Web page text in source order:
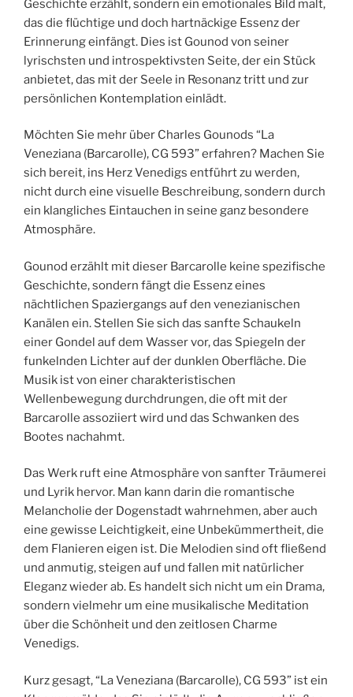
Geschichte erzählt, sondern ein emotionales Bild malt,
das die flüchtige und doch hartnäckige Essenz der
Erinnerung einfängt. Dies ist Gounod von seiner
lyrischsten und introspektivsten Seite, der ein Stück
anbietet, das mit der Seele in Resonanz tritt und zur
persönlichen Kontemplation einlädt.
Möchten Sie mehr über Charles Gounods “La
Veneziana (Barcarolle), CG 593” erfahren? Machen Sie
sich bereit, ins Herz Venedigs entführt zu werden,
nicht durch eine visuelle Beschreibung, sondern durch
ein klangliches Eintauchen in seine ganz besondere
Atmosphäre.
Gounod erzählt mit dieser Barcarolle keine spezifische
Geschichte, sondern fängt die Essenz eines
nächtlichen Spaziergangs auf den venezianischen
Kanälen ein. Stellen Sie sich das sanfte Schaukeln
einer Gondel auf dem Wasser vor, das Spiegeln der
funkelnden Lichter auf der dunklen Oberfläche. Die
Musik ist von einer charakteristischen
Wellenbewegung durchdrungen, die oft mit der
Barcarolle assoziiert wird und das Schwanken des
Bootes nachahmt.
Das Werk ruft eine Atmosphäre von sanfter Träumerei
und Lyrik hervor. Man kann darin die romantische
Melancholie der Dogenstadt wahrnehmen, aber auch
eine gewisse Leichtigkeit, eine Unbekümmertheit, die
dem Flanieren eigen ist. Die Melodien sind oft fließend
und anmutig, steigen auf und fallen mit natürlicher
Eleganz wieder ab. Es handelt sich nicht um ein Drama,
sondern vielmehr um eine musikalische Meditation
über die Schönheit und den zeitlosen Charme
Venedigs.
Kurz gesagt, “La Veneziana (Barcarolle), CG 593” ist ein